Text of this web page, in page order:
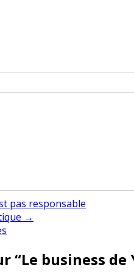
pas responsable
→
“Le business de